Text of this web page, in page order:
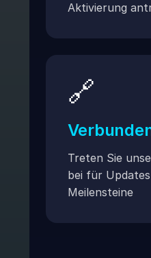
Aktivierung
🔗
Treten Sie
bei für
Meilensteine